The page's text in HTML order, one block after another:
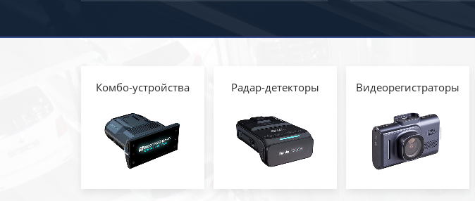
Комбо-устройства Радар-детекторы Видеорегистраторы